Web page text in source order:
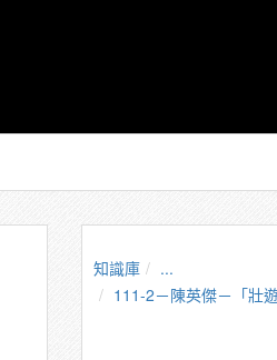
知識庫
...
111-2－陳英傑－「壯